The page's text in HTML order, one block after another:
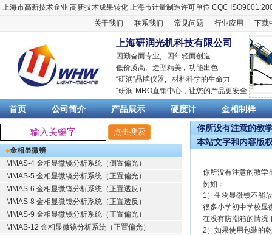
上海市高新技术企业 高新技术成果转化 上海市计量制造许可单位 CQC
关于我们
联系我们 常见问题 行业应用 下载
上海研润光机科技有限公司
因勤奋而专业, 因年轻而创造
低价质高, 造型精美 , 功能出色
“研润”品牌仪器, 材料科学的生命力
“研润”MRO直销中心，让您的产品更安全
首页 公司简介 产品展示 硬度计 金相制样
金相显微镜
MMAS-4 金相显微镜分析系统（倒置偏光）
MMAS-5 金相显微镜分析系统（正置偏光）
MMAS-6 金相显微镜分析系统（正置透反）
MMAS-8 金相显微镜分析系统（正置透反）
MMAS-9 金相显微镜分析系统（正置偏光）
MMAS-12 金相显微镜分析系统（正置偏光）
你所没有注意的教
本站文字和内容版
你所没有注意的教学
例如：
1）生物显微镜不能
很多小学初中学校显
在没有防潮箱的情况
2）如果使用包装的